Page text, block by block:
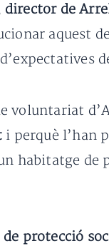
director de
aquest
voluntariat
i perquè l’han
habitatge
protecció